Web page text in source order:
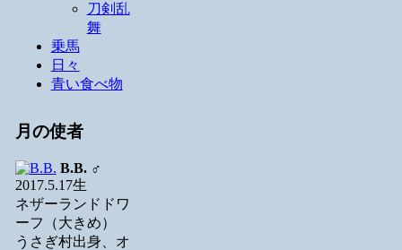
刀剣乱
舞
乗馬
日々
青い食べ物
月の使者
B.B.♂
2017.5.17生
ネザーランドドワ
ーフ（大きめ）
うさぎ村出身、オ